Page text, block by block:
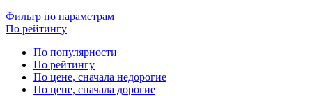
Фильтр по параметрам
По рейтингу
По популярности
По рейтингу
По цене, сначала недорогие
По цене, сначала дорогие